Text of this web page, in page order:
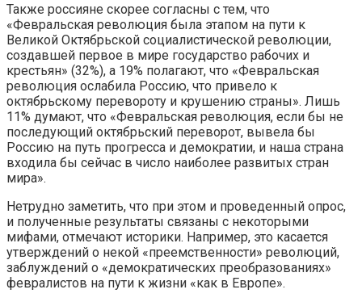
Также россияне скорее согласны с тем, что
«Февральская революция была этапом на пути к
Великой Октябрьской социалистической революции,
создавшей первое в мире государство рабочих и
крестьян» (32%), а 19% полагают, что «Февральская
революция ослабила Россию, что привело к
октябрьскому перевороту и крушению страны». Лишь
11% думают, что «Февральская революция, если бы не
последующий октябрьский переворот, вывела бы
Россию на путь прогресса и демократии, и наша страна
входила бы сейчас в число наиболее развитых стран
мира».
Нетрудно заметить, что при этом и проведенный опрос,
и полученные результаты связаны с некоторыми
мифами, отмечают историки. Например, это касается
утверждений о некой «преемственности» революций,
заблуждений о «демократических преобразованиях»
февралистов на пути к жизни «как в Европе».